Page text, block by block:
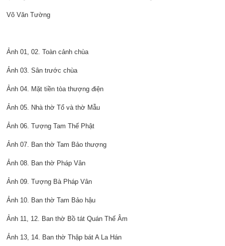
Võ Văn Tường
Ảnh 01, 02. Toàn cảnh chùa
Ảnh 03. Sân trước chùa
Ảnh 04. Mặt tiền tòa thượng điện
Ảnh 05. Nhà thờ Tổ và thờ Mẫu
Ảnh 06. Tượng Tam Thế Phật
Ảnh 07. Ban thờ Tam Bảo thượng
Ảnh 08. Ban thờ Pháp Vân
Ảnh 09. Tượng Bà Pháp Vân
Ảnh 10. Ban thờ Tam Bảo hậu
Ảnh 11, 12. Ban thờ Bồ tát Quán Thế Âm
Ảnh 13, 14. Ban thờ Thập bát A La Hán